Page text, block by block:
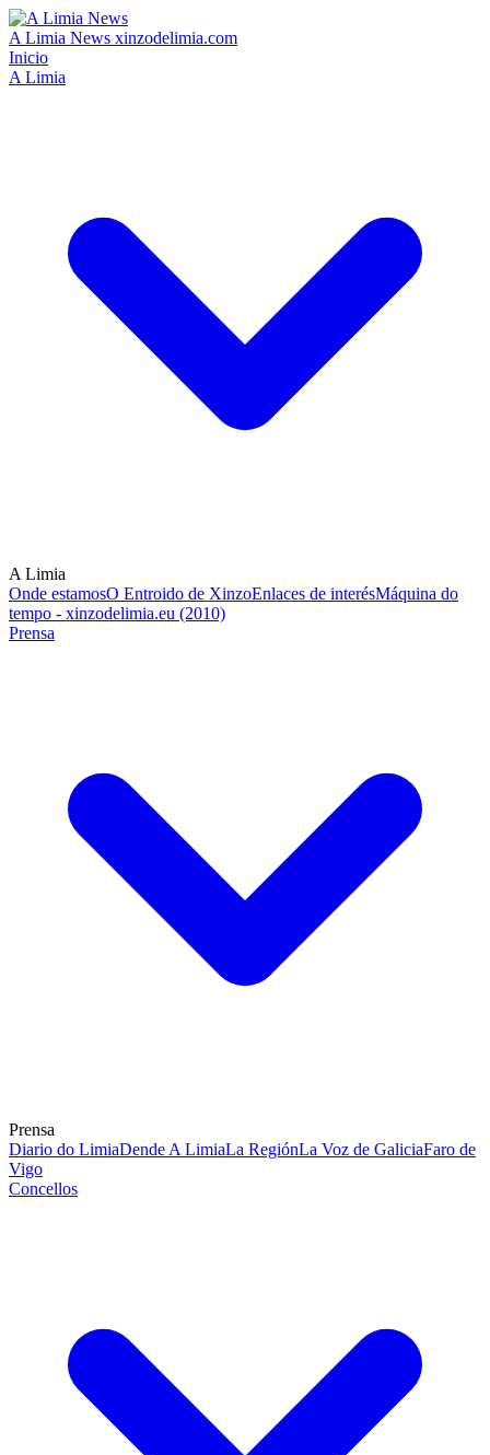
A Limia News xinzodelimia.com
Inicio
A Limia
A Limia
Onde estamosO Entroido de XinzoEnlaces de interésMáquina do
tempo - xinzodelimia.eu (2010)
Prensa
Prensa
Diario do LimiaDende A LimiaLa RegiónLa Voz de GaliciaFaro de
Vigo
Concellos